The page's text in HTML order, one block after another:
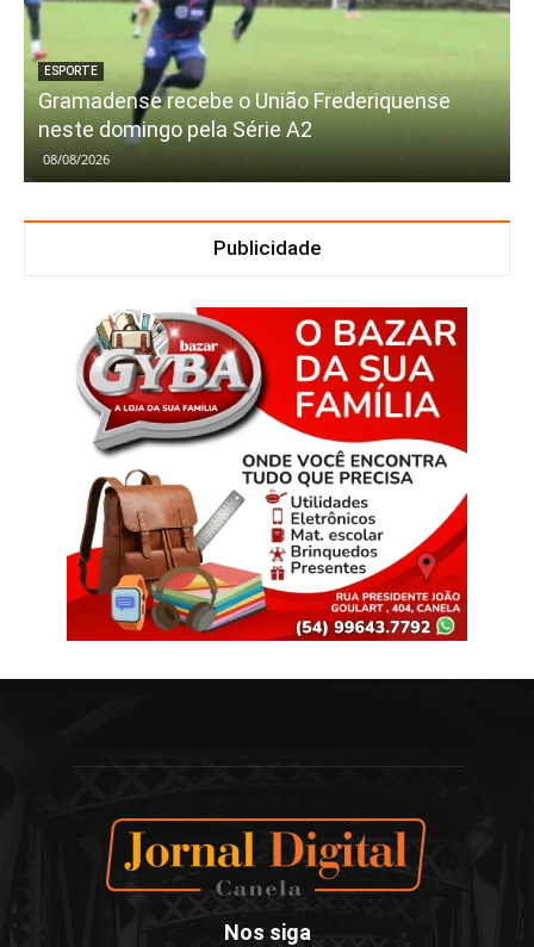
ESPORTE
Gramadense recebe o União Frederiquense
neste domingo pela Série A2
08/08/2026
Publicidade
Nos siga